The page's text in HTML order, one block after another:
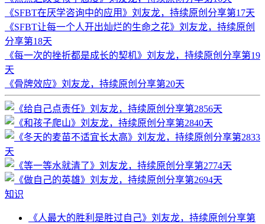
《SFBT在厌学咨询中的应用》刘友龙，持续原创分享第17天
《SFBT让每一个人开出灿烂的生命之花》刘友龙，持续原创
分享第18天
《每一次的挫折都是成长的契机》刘友龙，持续原创分享第19
天
《骨牌效应》刘友龙，持续原创分享第20天
知识
《人最大的胜利是胜过自己》刘友龙，持续原创分享第